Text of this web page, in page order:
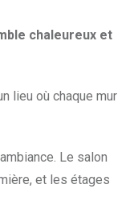
chaleureux et
lieu où chaque mur
Le salon
et les étages